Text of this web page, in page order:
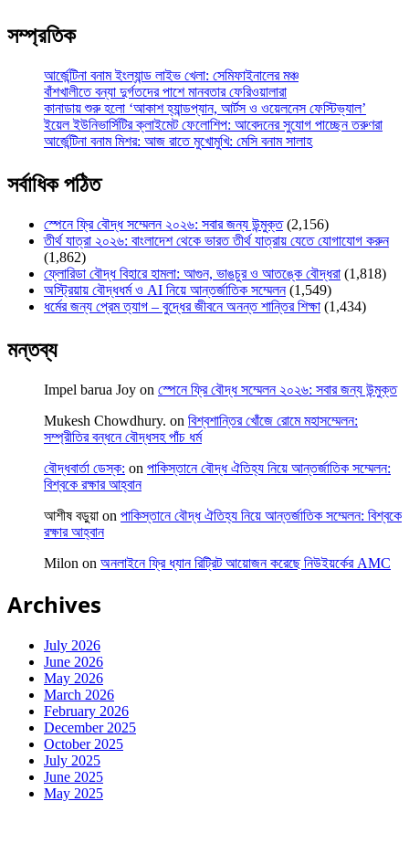
সম্প্রতিক
আর্জেন্টিনা বনাম ইংল্যান্ড লাইভ খেলা: সেমিফাইনালের মঞ্চ
বাঁশখালীতে বন্যা দুর্গতদের পাশে মানবতার ফেরিওয়ালারা
কানাডায় শুরু হলো ‘আকাশ হ্যান্ডপ্যান, আর্টস ও ওয়েলনেস ফেস্টিভ্যাল’
ইয়েল ইউনিভার্সিটির ক্লাইমেট ফেলোশিপ: আবেদনের সুযোগ পাচ্ছেন তরুণরা
আর্জেন্টিনা বনাম মিশর: আজ রাতে মুখোমুখি: মেসি বনাম সালাহ
সর্বাধিক পঠিত
স্পেনে ফ্রি বৌদ্ধ সম্মেলন ২০২৬: সবার জন্য উন্মুক্ত (2,156)
তীর্থ যাত্রা ২০২৬: বাংলাদেশ থেকে ভারত তীর্থ যাত্রায় যেতে যোগাযোগ করুন
(1,862)
ফ্লোরিডা বৌদ্ধ বিহারে হামলা: আগুন, ভাঙচুর ও আতঙ্কে বৌদ্ধরা (1,818)
অস্ট্রিয়ায় বৌদ্ধধর্ম ও AI নিয়ে আন্তর্জাতিক সম্মেলন (1,549)
ধর্মের জন্য প্রেম ত্যাগ – বুদ্ধের জীবনে অনন্ত শান্তির শিক্ষা (1,434)
মন্তব্য
Impel barua Joy on স্পেনে ফ্রি বৌদ্ধ সম্মেলন ২০২৬: সবার জন্য উন্মুক্ত
Mukesh Chowdhury. on বিশ্বশান্তির খোঁজে রোমে মহাসম্মেলন:
সম্প্রীতির বন্ধনে বৌদ্ধসহ পাঁচ ধর্ম
বৌদ্ধবার্তা ডেস্ক: on পাকিস্তানে বৌদ্ধ ঐতিহ্য নিয়ে আন্তর্জাতিক সম্মেলন:
বিশ্বকে রক্ষার আহ্বান
আশীষ বড়ুয়া on পাকিস্তানে বৌদ্ধ ঐতিহ্য নিয়ে আন্তর্জাতিক সম্মেলন: বিশ্বকে
রক্ষার আহ্বান
Milon on অনলাইনে ফ্রি ধ্যান রিট্রিট আয়োজন করেছে নিউইয়র্কের AMC
Archives
July 2026
June 2026
May 2026
March 2026
February 2026
December 2025
October 2025
July 2025
June 2025
May 2025